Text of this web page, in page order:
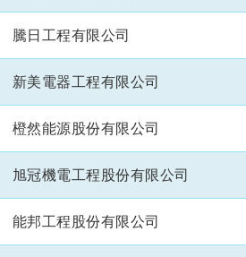
騰日工程有限公司
新美電器工程有限公司
橙然能源股份有限公司
旭冠機電工程股份有限公司
能邦工程股份有限公司